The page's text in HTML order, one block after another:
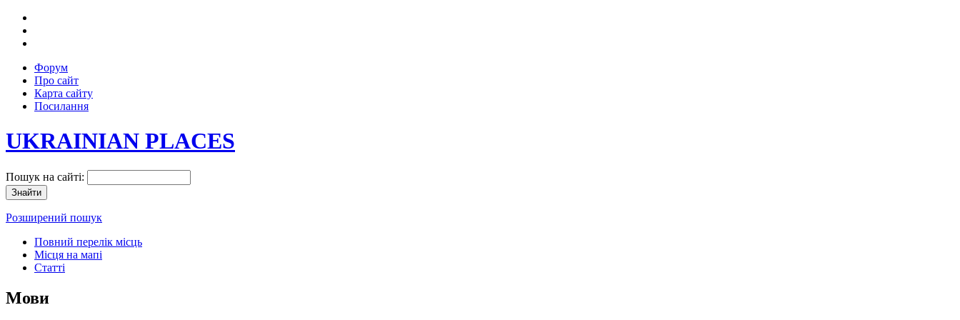
Форум
Про сайт
Карта сайту
Посилання
UKRAINIAN PLACES
Пошук на сайті:
Розширений пошук
Повний перелік місць
Місця на мапі
Статті
Мови